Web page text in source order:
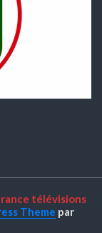
télévisions
Theme par